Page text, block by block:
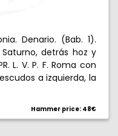
Denario. (Bab. 1).
Saturno, detrás hoz y
L. V. P. F. Roma con
a izquierda, la
(MBC).
Hammer price: 48€